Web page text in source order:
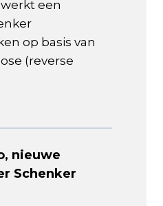
een
op basis van
(reverse
nieuwe
Schenker